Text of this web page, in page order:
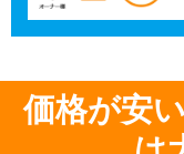
価格が安い